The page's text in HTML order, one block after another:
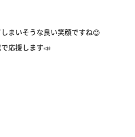
まいそうな良い笑顔ですね😊
応援します📣